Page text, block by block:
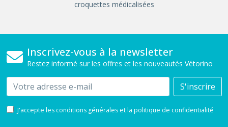
croquettes médicalisées
Inscrivez-vous à la newsletter
Restez informé sur les offres et les nouveautés Vétorino
Email S'inscrire
J'accepte les conditions générales et la politique de confidentialité